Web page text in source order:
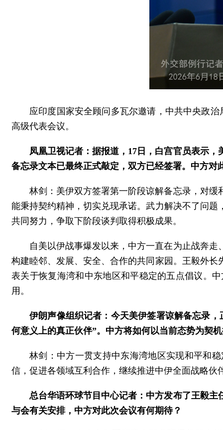
应印度国家安全顾问多瓦尔邀请，中共中央政
高级代表会议。
凤凰卫视记者：据报道，17日，白宫官员表示
备忘录文本已最终正式敲定，双方已经签署。中方对
林剑：美伊双方签署第一阶段谅解备忘录，对
能秉持契约精神，切实兑现承诺。武力解决不了问
共同努力，争取下阶段谈判取得积极成果。
自美以伊战事爆发以来，中方一直在为止战奔
构建睦邻、发展、安全、合作的共同家园。王毅外
表关于恢复海湾和中东地区和平稳定的五点倡议。
用。
伊朗声像组织记者：今天美伊签署谅解备忘录
何意义上的真正伙伴”。中方将如何以当前态势为契
林剑：中方一贯支持中东海湾地区实现和平和
信，促进各领域互利合作，继续推进中伊全面战略伙
总台华语环球节目中心记者：中方发布了王毅
与会有关安排，中方对此次会议有何期待？